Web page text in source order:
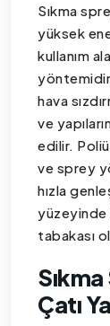
Sıkma
yüksek
kullanım
hava
ve
edilir.
ve sprey
hızla
yüzeyinde
tabakası
Çatı